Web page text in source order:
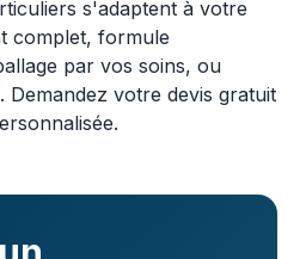
s'adaptent à votre
complet, formule
par vos soins, ou
Demandez votre devis gratuit